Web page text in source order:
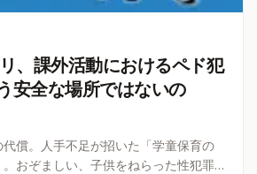
、課外活動におけるペド犯
安全な場所ではないの
償。人手不足が招いた「学童保育の
おぞましい、子供をねらった性犯罪